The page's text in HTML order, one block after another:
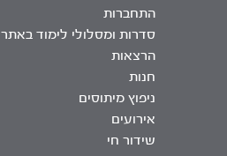
התחברות
סדרות ומסלולי לימוד באתר
הרצאות
חנות
ניפוץ מיתוסים
אירועים
שידור חי